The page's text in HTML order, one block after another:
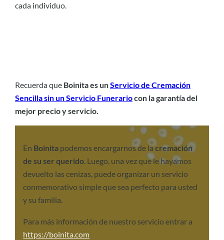
cada individuo.
Recuerda que Boinita es unServicio de Cremación
Sencilla sin un Servicio Funerariocon la garantía del
mejor precio y servicio.
En Boinita podemos encargarnos de lacremación
de su ser querido. Luego, una vez que le hayamos
devuelto las cenizas, puede organizar un servicio
conmemorativo simple que sea perfecto para usted
y su familia.
Para más información de nuestro servicio entrar a
https://boinita.com